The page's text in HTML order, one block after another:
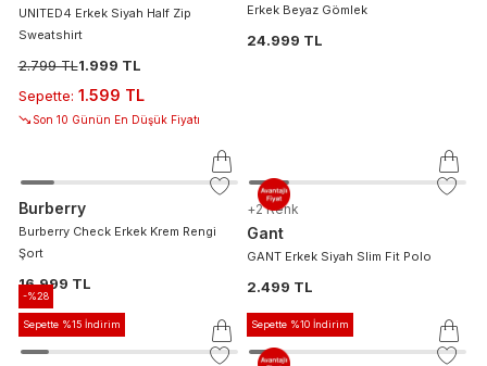
UNITED4 Erkek Siyah Half Zip
Sweatshirt
2.799 TL1.999 TL
Sepette: 1.599 TL
Son 10 Günün En Düşük Fiyatı
Erkek Beyaz Gömlek
24.999 TL
Burberry
Burberry Check Erkek Krem Rengi
Şort
16.999 TL
+2 Renk
Gant
GANT Erkek Siyah Slim Fit Polo
2.499 TL
-%28
Sepette %15 İndirim Sepette %10 İndirim